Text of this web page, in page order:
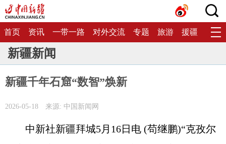
首页 资讯 一带一路 对外交流 专题 旅游 援疆 生态
新疆新闻
新疆千年石窟“数智”焕新
2026-05-18 来源: 中国新闻网
中新社新疆拜城5月16日电 (苟继鹏)“克孜尔